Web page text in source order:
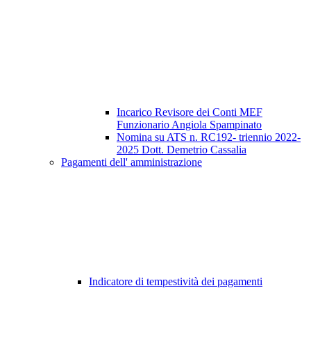
Incarico Revisore dei Conti MEF
Funzionario Angiola Spampinato
Nomina su ATS n. RC192- triennio 2022-
2025 Dott. Demetrio Cassalia
Pagamenti dell' amministrazione
Indicatore di tempestività dei pagamenti